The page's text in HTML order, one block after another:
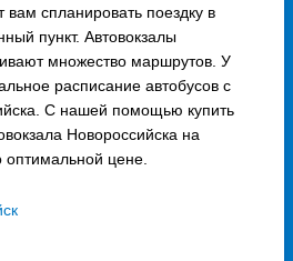
вам спланировать поездку в
пункт. Автовокзалы
множество маршрутов. У
расписание автобусов с
С нашей помощью купить
Новороссийска на
цене.